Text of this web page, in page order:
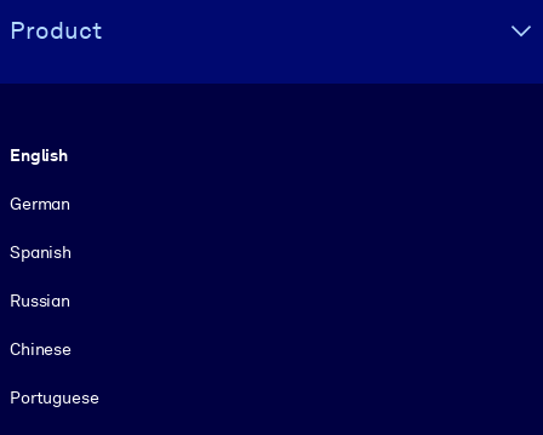
Product
English
German
Spanish
Russian
Chinese
Portuguese